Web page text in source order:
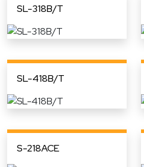
SL-318B/T
SL-418B/T
S-218ACE